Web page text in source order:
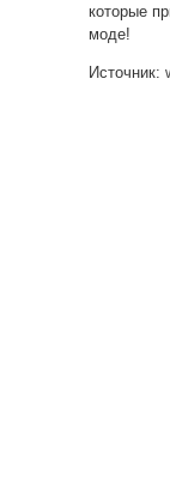
которые
моде!
Источник: